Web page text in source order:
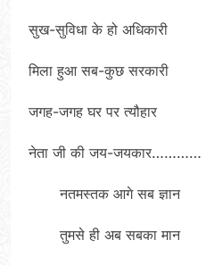
सुख-सुविधा के हो अधिकारी
मिला हुआ सब-कुछ सरकारी
जगह-जगह घर पर त्यौहार
नेता जी की जय-जयकार…………
नतमस्तक आगे सब ज्ञान
तुमसे ही अब सबका मान